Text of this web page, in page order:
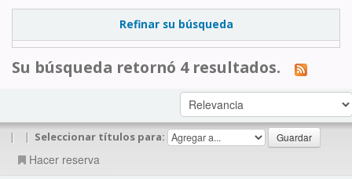
Refinar su búsqueda
Su búsqueda retornó 4 resultados.
| | Seleccionar títulos para:
Hacer reserva